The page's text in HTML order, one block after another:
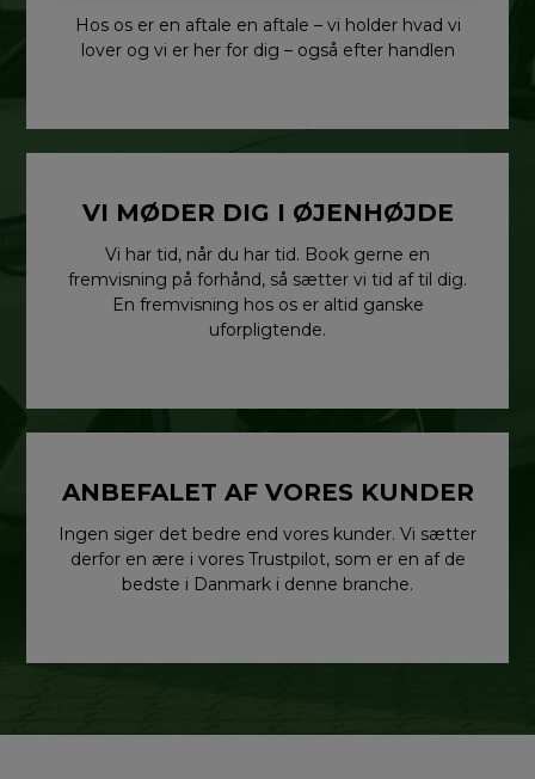
Hos os er en aftale en aftale – vi holder hvad vi
lover og vi er her for dig – også efter handlen
VI MØDER DIG I ØJENHØJDE
Vi har tid, når du har tid. Book gerne en
fremvisning på forhånd, så sætter vi tid af til dig.
En fremvisning hos os er altid ganske
uforpligtende.
ANBEFALET AF VORES KUNDER
Ingen siger det bedre end vores kunder. Vi sætter
derfor en ære i vores Trustpilot, som er en af de
bedste i Danmark i denne branche.